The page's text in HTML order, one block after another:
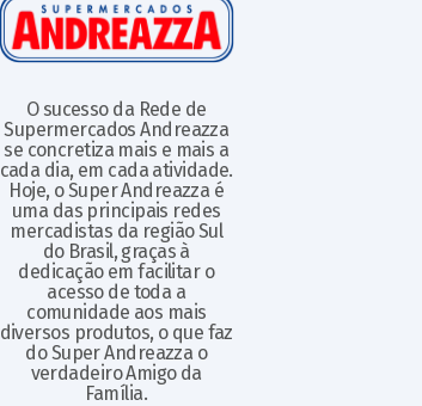
O sucesso da Rede de
Supermercados Andreazza
se concretiza mais e mais a
cada dia, em cada atividade.
Hoje, o Super Andreazza é
uma das principais redes
mercadistas da região Sul
do Brasil, graças à
dedicação em facilitar o
acesso de toda a
comunidade aos mais
diversos produtos, o que faz
do Super Andreazza o
verdadeiro Amigo da
Família.